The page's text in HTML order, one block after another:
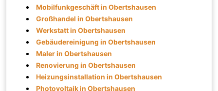
Mobilfunkgeschäft in Obertshausen
Großhandel in Obertshausen
Werkstatt in Obertshausen
Gebäudereinigung in Obertshausen
Maler in Obertshausen
Renovierung in Obertshausen
Heizungsinstallation in Obertshausen
Photovoltaik in Obertshausen